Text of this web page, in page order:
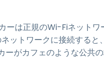
ーは正規のWi-Fiネットワ
ットワークに接続すると
ーがカフェのような公共